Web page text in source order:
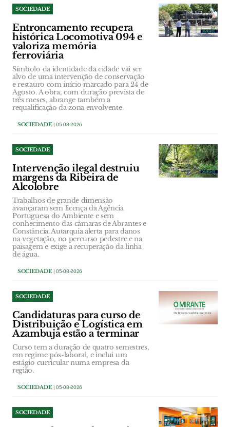
SOCIEDADE
Entroncamento recupera
histórica Locomotiva 094 e
valoriza memória
ferroviária
Símbolo da identidade da cidade vai ser
alvo de uma intervenção de conservação
e restauro com início marcado para 24 de
Agosto. A obra, com duração prevista de
três meses, abrange também a
requalificação da zona envolvente.
SOCIEDADE| 05-08-2026
SOCIEDADE
Intervenção ilegal destruiu
margens da Ribeira de
Alcolobre
Trabalhos de grande dimensão
avançaram sem licença da Agência
Portuguesa do Ambiente e sem
conhecimento das câmaras de Abrantes e
Constância. Autarquia alerta para danos
na vegetação, no percurso pedestre e na
paisagem e exige a recuperação da linha
de água.
SOCIEDADE| 05-08-2026
SOCIEDADE
Candidaturas para curso de
Distribuição e Logística em
Azambuja estão a terminar
Curso tem a duração de quatro semestres,
em regime pós-laboral, e inclui um
estágio curricular numa empresa da
região.
SOCIEDADE| 05-08-2026
SOCIEDADE